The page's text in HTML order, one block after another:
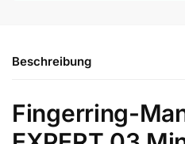
Beschreibung
Fingerring-